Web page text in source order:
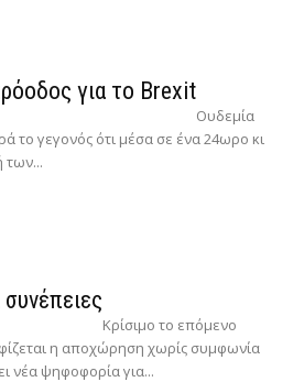
για το Brexit
Ουδεμία
το γεγονός ότι μέσα σε ένα 24ωρο κι
των...
Κρίσιμο το επόμενο
η αποχώρηση χωρίς συμφωνία
νέα ψηφοφορία για...